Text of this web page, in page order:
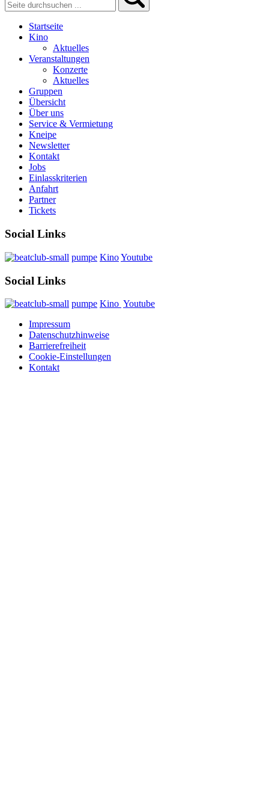
Startseite
Kino
Aktuelles
Veranstaltungen
Konzerte
Aktuelles
Gruppen
Übersicht
Über uns
Service & Vermietung
Kneipe
Newsletter
Kontakt
Jobs
Einlasskriterien
Anfahrt
Partner
Tickets
Social Links
pumpe KinoYoutube
Social Links
pumpe Kino Youtube
Impressum
Datenschutzhinweise
Barrierefreiheit
Cookie-Einstellungen
Kontakt